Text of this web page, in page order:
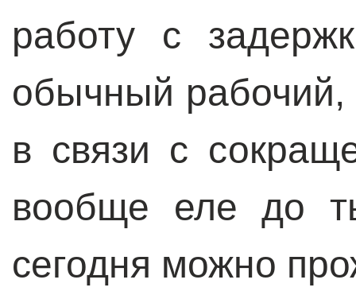
работу с
обычный
в связи с
вообще еле до
сегодня можно